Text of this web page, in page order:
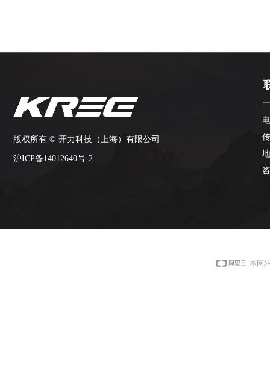
版权所有 © 开力科技（上海）有限公司
沪ICP备14012640号-2
本网